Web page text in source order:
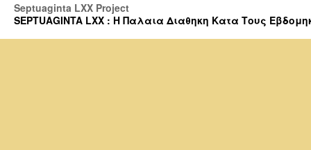
Septuaginta LXX Project
SEPTUAGINTA LXX : Η Παλαια Διαθηκη Κατα Τους